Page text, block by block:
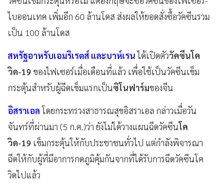
ไบออนเทค เพิ่มอีก 60 ล้านโดส ส่งผลให้ยอดสั่งซื้อวัคซีนรวม
เป็น 100 ล้านโดส
สหรัฐอาหรับเอมริเรตส์ และบาห์เรนได้เปิดตัววัคซีนโค
วิด-19 ของไฟเซอร์เมื่อเดือนที่แล้ว เพื่อใช้เป็นวัคซีนเข็ม
กระตุ้นสำหรับผู้ฉีดเข็มแรกเป็นซิโนฟาร์มของจีน
อิสราเอลโดยกระทรวงสาธารณสุขอิสราเอล กล่าวเมื่อวัน
จันทร์ที่ผ่านมา (5 ก.ค.)ว่า ยังไม่ได้วางแผนฉีดวัคซีนโค
วิด-19 เข็มกระตุ้นให้กับประชาชนทั่วไป แต่กำลังพิจารณา
ฉีดให้กับผู้ที่มีอาการกดภูมิคุ้มกันจากที่ได้รับการฉีดวัคซีนโค
วิดไปแล้ว